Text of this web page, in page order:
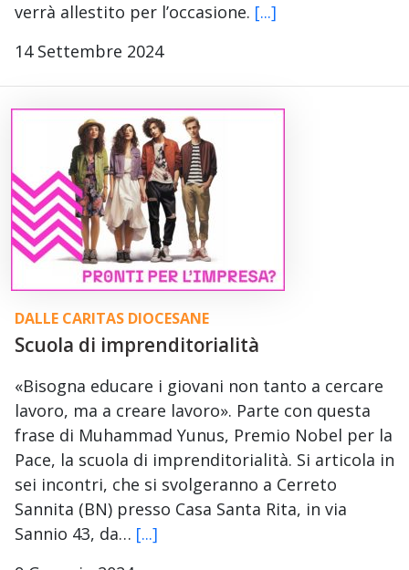
verrà allestito per l’occasione. [...]
14 Settembre 2024
DALLE CARITAS DIOCESANE
Scuola di imprenditorialità
«Bisogna educare i giovani non tanto a cercare
lavoro, ma a creare lavoro». Parte con questa
frase di Muhammad Yunus, Premio Nobel per la
Pace, la scuola di imprenditorialità. Si articola in
sei incontri, che si svolgeranno a Cerreto
Sannita (BN) presso Casa Santa Rita, in via
Sannio 43, da… [...]